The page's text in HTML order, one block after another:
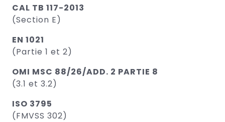
CAL TB 117-2013
(Section E)
EN 1021
(Partie 1 et 2)
OMI MSC 88/26/ADD. 2 PARTIE 8
(3.1 et 3.2)
ISO 3795
(FMVSS 302)